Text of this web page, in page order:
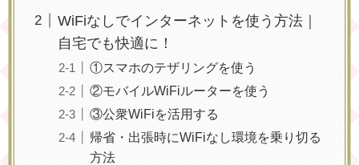
WiFiなしでインターネットを使う方法｜
自宅でも快適に！
①スマホのテザリングを使う
②モバイルWiFiルーターを使う
③公衆WiFiを活用する
帰省・出張時にWiFiなし環境を乗り切る
方法